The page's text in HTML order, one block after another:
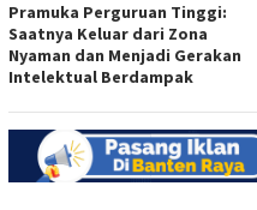
Pramuka Perguruan Tinggi:
Saatnya Keluar dari Zona
Nyaman dan Menjadi Gerakan
Intelektual Berdampak